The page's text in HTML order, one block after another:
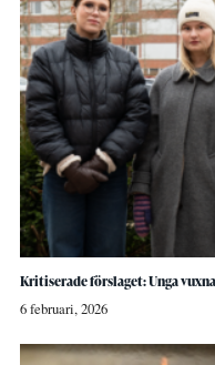
Kritiserade förslaget: Unga
6 februari, 2026